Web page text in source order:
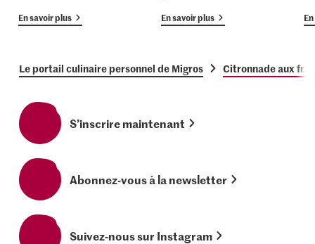
En savoir plus En savoir plus
Le portail culinaire personnel de Migros Citronnade aux
S’inscrire maintenant
Abonnez-vous à la newsletter
Suivez-nous sur Instagram